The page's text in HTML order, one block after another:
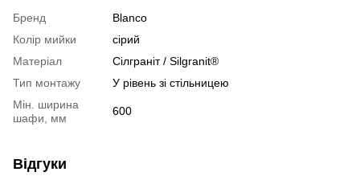
Бренд
Blanco
Колір мийки
сірий
Матеріал
Сілграніт / Silgranit®
Тип монтажу
У рівень зі стільницею
Мін. ширина
шафи, мм
600
Відгуки